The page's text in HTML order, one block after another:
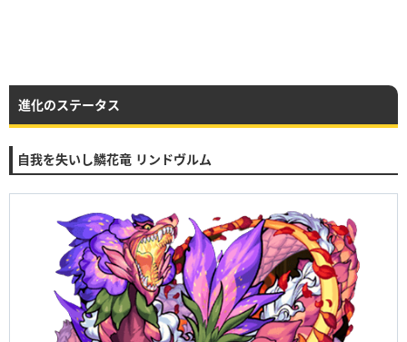
進化のステータス
自我を失いし鱗花竜 リンドヴルム